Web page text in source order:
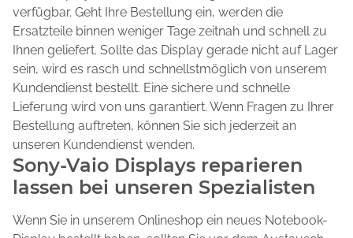
verfügbar. Geht Ihre Bestellung ein, werden die
Ersatzteile binnen weniger Tage zeitnah und schnell zu
Ihnen geliefert. Sollte das Display gerade nicht auf Lager
sein, wird es rasch und schnellstmöglich von unserem
Kundendienst bestellt. Eine sichere und schnelle
Lieferung wird von uns garantiert. Wenn Fragen zu Ihrer
Bestellung auftreten, können Sie sich jederzeit an
unseren Kundendienst wenden.
Sony-Vaio Displays reparieren
lassen bei unseren Spezialisten
Wenn Sie in unserem Onlineshop ein neues Notebook-